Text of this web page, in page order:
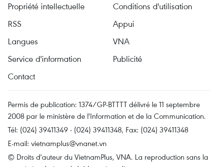
Propriété intellectuelle
Conditions d'utilisation
RSS
Appui
Langues
VNA
Service d'information
Publicité
Contact
Permis de publication: 1374/GP-BTTTT délivré le 11 septembre
2008 par le ministère de l'Information et de la Communication.
Tél: (024) 39411349 - (024) 39411348, Fax: (024) 39411348
E-mail: vietnamplus@vnanet.vn
© Droits d'auteur du VietnamPlus, VNA. La reproduction sans la